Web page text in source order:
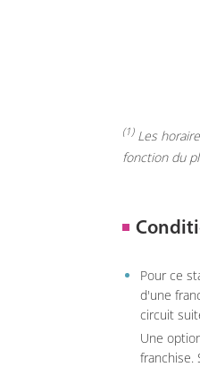
(1)Les
fonction du
Pour ce
d'une
circuit
Une
franchise.